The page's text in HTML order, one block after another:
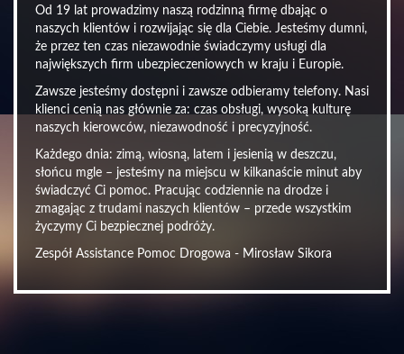
Od 19 lat prowadzimy naszą rodzinną firmę dbając o
naszych klientów i rozwijając się dla Ciebie. Jesteśmy dumni,
że przez ten czas niezawodnie świadczymy usługi dla
największych firm ubezpieczeniowych w kraju i Europie.
Zawsze jesteśmy dostępni i zawsze odbieramy telefony. Nasi
klienci cenią nas głównie za: czas obsługi, wysoką kulturę
naszych kierowców, niezawodność i precyzyjność.
Każdego dnia: zimą, wiosną, latem i jesienią w deszczu,
słońcu mgle – jesteśmy na miejscu w kilkanaście minut aby
świadczyć Ci pomoc. Pracując codziennie na drodze i
zmagając z trudami naszych klientów – przede wszystkim
życzymy Ci bezpiecznej podróży.
Zespół Assistance Pomoc Drogowa - Mirosław Sikora